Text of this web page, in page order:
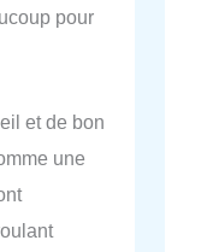
pour
et de bon
une